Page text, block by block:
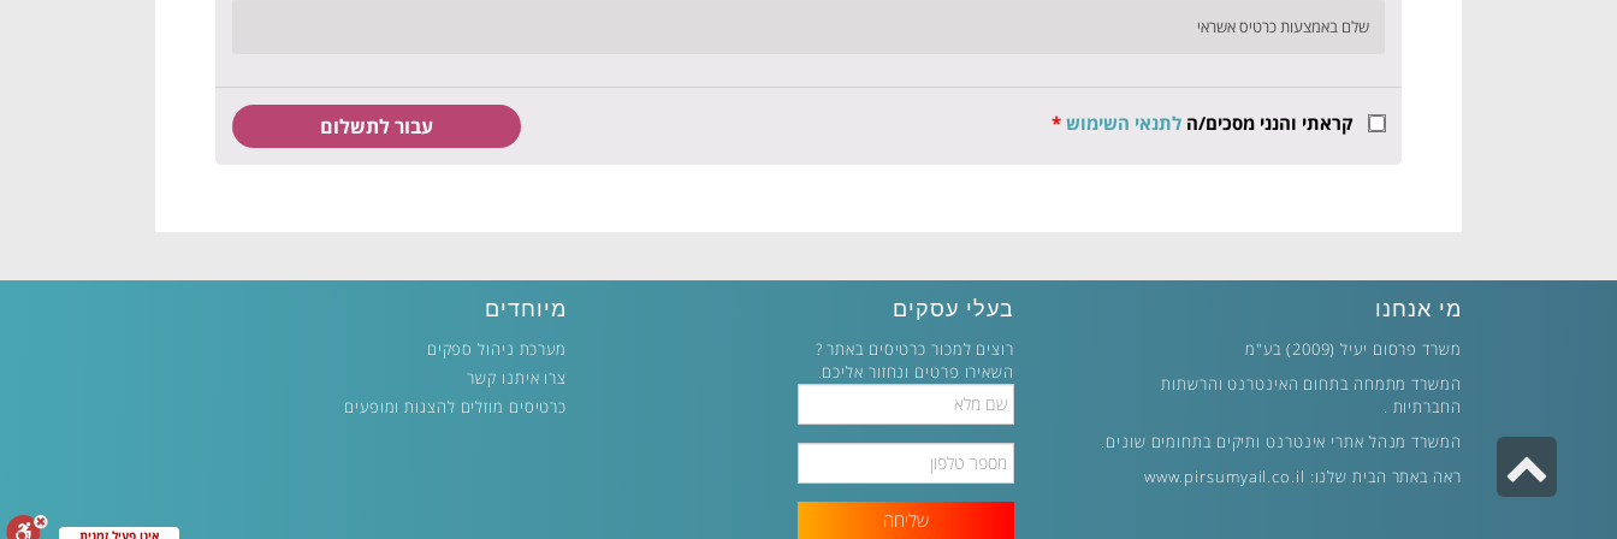
שלם באמצעות כרטיס אשראי
קראתי והנני מסכים/הלתנאי השימוש *
מי אנחנו
משרד פרסום יעיל (2009) בע"מ
המשרד מתמחה בתחום האינטרנט והרשתות
החברתיות .
המשרד מנהל אתרי אינטרנט ותיקים בתחומים שונים.
ראה באתר הבית שלנו: www.pirsumyail.co.il
בעלי עסקים
רוצים למכור כרטיסים באתר ?
השאירו פרטים ונחזור אליכם.
Full
Name
Phone
Number
מיוחדים
מערכת ניהול ספקים
צרו איתנו קשר
כרטיסים מוזלים להצגות ומופעים
גלילה
לראש אינו פעיל זמנית